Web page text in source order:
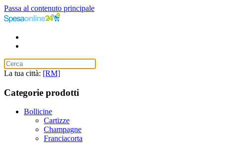
Passa al contenuto principale
La tua città: [RM]
Categorie prodotti
Bollicine
Cartizze
Champagne
Franciacorta